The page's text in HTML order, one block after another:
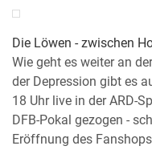
Die Löwen - zwischen
Wie geht es weiter an
der Depression gibt es
18 Uhr live in der ARD-
DFB-Pokal gezogen -
Eröffnung des